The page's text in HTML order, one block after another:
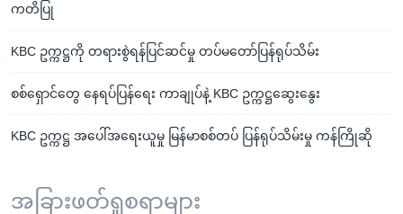
ကတိပြု
KBC ဥက္ကဋ္ဌကို တရားစွဲရန်ပြင်ဆင်မှု တပ်မတော်ပြန်ရုပ်သိမ်း
စစ်ရှောင်တွေ နေရပ်ပြန်ရေး ကာချုပ်နဲ့ KBC ဥက္ကဋ္ဌဆွေးနွေး
KBC ဥက္ကဋ္ဌ အပေါ်အရေးယူမှု မြန်မာစစ်တပ် ပြန်ရုပ်သိမ်းမှု ကန်ကြိုဆို
အခြားဖတ်ရှုစရာများ